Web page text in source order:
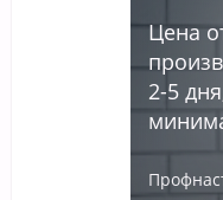
Цена
2-5